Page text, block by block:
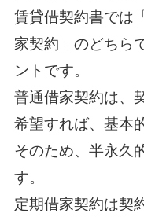
賃貸借契約書では
家契約」のどちら
ントです。
普通借家契約は、
希望すれば、基本
そのため、半永久
す。
定期借家契約は契